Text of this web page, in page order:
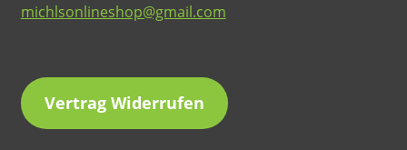
michlsonlineshop@gmail.com
Vertrag Widerrufen